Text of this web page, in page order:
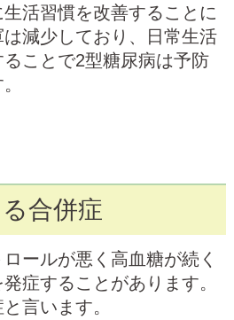
活習慣を改善することに
減少しており、日常生活
ことで2型糖尿病は予防
合併症
ールが悪く高血糖が続く
症することがあります。
言います。